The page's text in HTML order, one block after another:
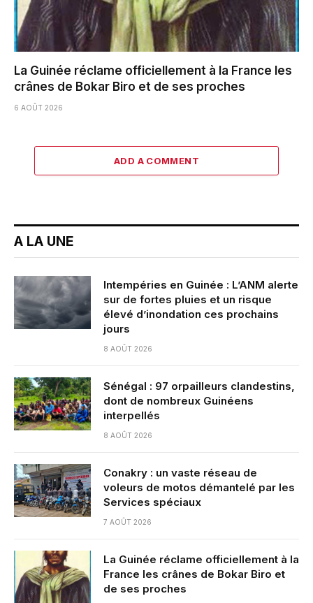
La Guinée réclame officiellement à la France les
crânes de Bokar Biro et de ses proches
6 AOÛT 2026
ADD A COMMENT
A LA UNE
Intempéries en Guinée : L’ANM alerte
sur de fortes pluies et un risque
élevé d’inondation ces prochains
jours
8 AOÛT 2026
Sénégal : 97 orpailleurs clandestins,
dont de nombreux Guinéens
interpellés
8 AOÛT 2026
Conakry : un vaste réseau de
voleurs de motos démantelé par les
Services spéciaux
7 AOÛT 2026
La Guinée réclame officiellement à la
France les crânes de Bokar Biro et
de ses proches